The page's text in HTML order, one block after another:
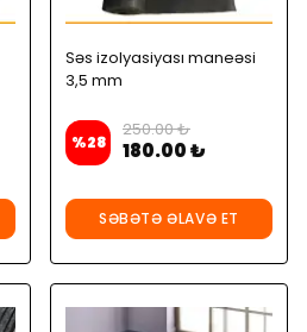
Səs izolyasiyası maneəsi
3,5 mm
%28
250.00 ₺
180.00 ₺
SƏBƏTƏ ƏLAVƏ ET